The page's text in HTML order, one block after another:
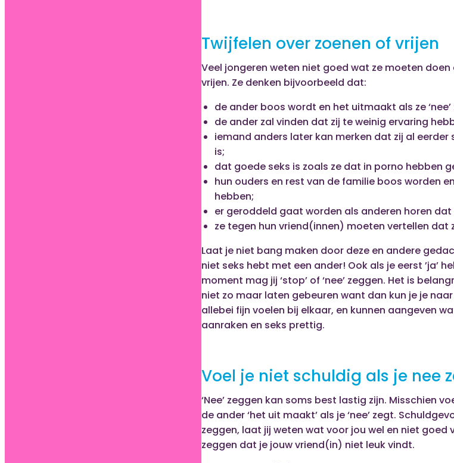
Twijfelen over zoenen of vrijen
Veel jongeren weten niet goed wat ze moeten
vrijen. Ze denken bijvoorbeeld dat:
de ander boos wordt en het uitmaakt als ze ‘nee’
de ander zal vinden dat zij te weinig ervaring
iemand anders later kan merken dat zij al
is;
dat goede seks is zoals ze dat in porno hebben
hun ouders en rest van de familie boos worden
hebben;
er geroddeld gaat worden als anderen horen dat
ze tegen hun vriend(innen) moeten vertellen dat
Laat je niet bang maken door deze en andere
niet seks hebt met een ander! Ook als je eerst ’ja’
moment mag jij ‘stop’ of ‘nee’ zeggen. Het is
niet zo maar laten gebeuren want dan kun je je
allebei fijn voelen bij elkaar, en kunnen aangeven
aanraken en seks prettig.
Voel je niet schuldig als je nee
‘Nee’ zeggen kan soms best lastig zijn. Misschien
de ander ‘het uit maakt’ als je ‘nee’ zegt.
zeggen, laat jij weten wat voor jou wel en niet goed
zeggen dat je jouw vriend(in) niet leuk vindt.